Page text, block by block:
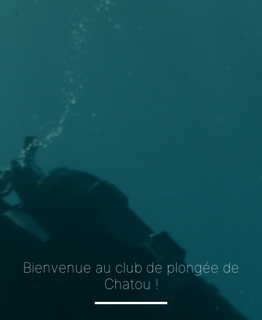
Bienvenue au club de plongée de
Chatou !